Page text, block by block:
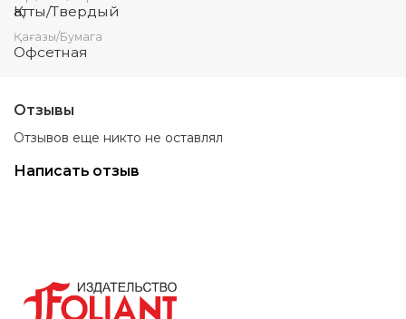
Қатты/Твердый
Қағазы/Бумага
Офсетная
Отзывы
Отзывов еще никто не оставлял
Написать отзыв